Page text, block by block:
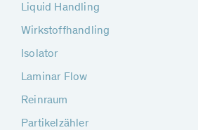
Liquid Handling
Wirkstoffhandling
Isolator
Laminar Flow
Reinraum
Partikelzähler